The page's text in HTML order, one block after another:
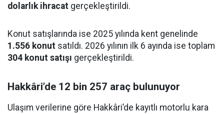
dolarlık ihracat gerçekleştirildi.
Konut satışlarında ise 2025 yılında kent genelinde
1.556 konut satıldı. 2026 yılının ilk 6 ayında ise toplam
304 konut satışı gerçekleştirildi.
Hakkâri’de 12 bin 257 araç bulunuyor
Ulaşım verilerine göre Hakkâri’de kayıtlı motorlu kara